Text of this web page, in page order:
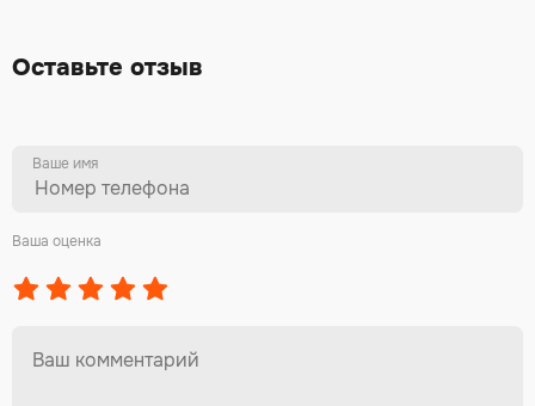
Оставьте отзыв
Ваше имя
Ваша оценка